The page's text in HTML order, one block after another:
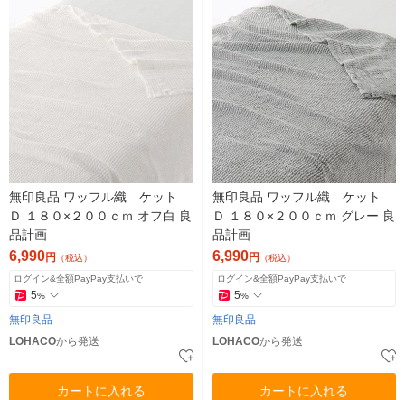
無印良品 ワッフル織 ケット
Ｄ １８０×２００ｃｍ オフ白 良
品計画
6,990円 （税込）
ログイン&全額PayPay支払いで
5%
無印良品
LOHACOから発送
カートに入れる
無印良品 ワッフル織 ケット
Ｄ １８０×２００ｃｍ グレー 良
品計画
6,990円 （税込）
ログイン&全額PayPay支払いで
5%
無印良品
LOHACOから発送
カートに入れる